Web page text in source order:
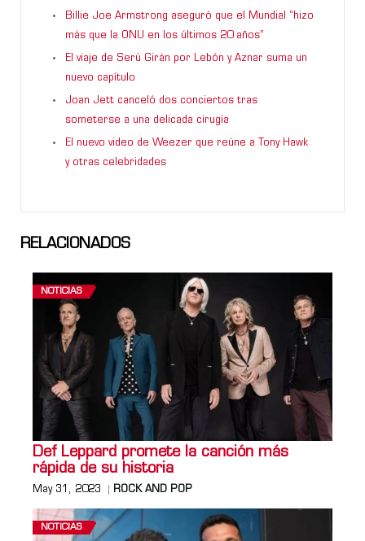
Billie Joe Armstrong aseguró que el Mundial “hizo
más que la ONU en los últimos 20 años”
El viaje de Serú Girán por Lebón y Aznar suma un
nuevo capítulo
Joan Jett canceló dos conciertos tras
someterse a una delicada cirugía
El nuevo video de Weezer que reúne a Tony Hawk
y otras celebridades
RELACIONADOS
NOTICIAS
Def Leppard promete la canción más
rápida de su historia
May 31, 2023 ROCK AND POP
NOTICIAS